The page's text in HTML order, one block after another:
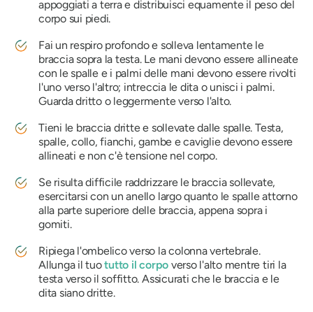
appoggiati a terra e distribuisci equamente il peso del
corpo sui piedi.
Fai un respiro profondo e solleva lentamente le
braccia sopra la testa. Le mani devono essere allineate
con le spalle e i palmi delle mani devono essere rivolti
l'uno verso l'altro; intreccia le dita o unisci i palmi.
Guarda dritto o leggermente verso l'alto.
Tieni le braccia dritte e sollevate dalle spalle. Testa,
spalle, collo, fianchi, gambe e caviglie devono essere
allineati e non c'è tensione nel corpo.
Se risulta difficile raddrizzare le braccia sollevate,
esercitarsi con un anello largo quanto le spalle attorno
alla parte superiore delle braccia, appena sopra i
gomiti.
Ripiega l'ombelico verso la colonna vertebrale.
Allunga il tuotutto il corpo verso l'alto mentre tiri la
testa verso il soffitto. Assicurati che le braccia e le
dita siano dritte.